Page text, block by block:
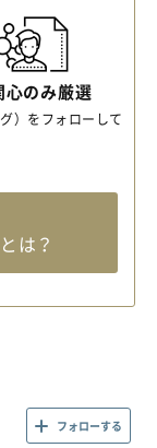
心のみ厳選
）をフォローして
は？
フォローする